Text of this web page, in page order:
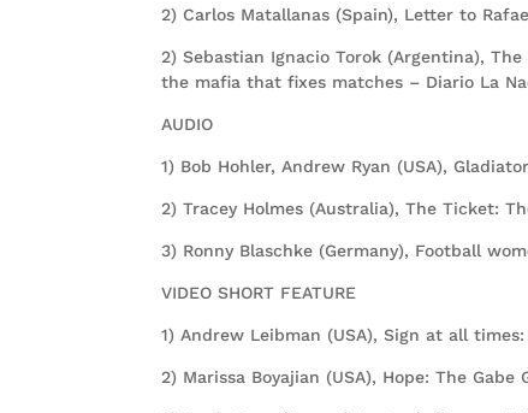
2) Carlos Matallanas (Spain), Letter to
2) Sebastian Ignacio Torok (Argentina),
the mafia that fixes matches – Diario La
AUDIO
1) Bob Hohler, Andrew Ryan (USA),
2) Tracey Holmes (Australia), The Ticket:
3) Ronny Blaschke (Germany), Football
VIDEO SHORT FEATURE
1) Andrew Leibman (USA), Sign at all
2) Marissa Boyajian (USA), Hope: The